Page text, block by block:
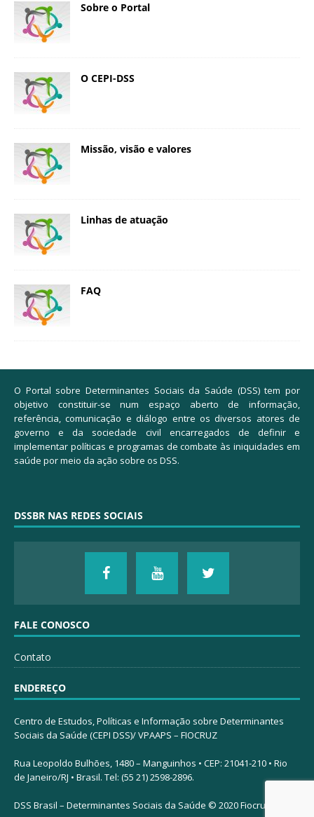
Sobre o Portal
O CEPI-DSS
Missão, visão e valores
Linhas de atuação
FAQ
O Portal sobre Determinantes Sociais da Saúde (DSS) tem por
objetivo constituir-se num espaço aberto de informação,
referência, comunicação e diálogo entre os diversos atores de
governo e da sociedade civil encarregados de definir e
implementar políticas e programas de combate às iniquidades em
saúde por meio da ação sobre os DSS.
DSSBR NAS REDES SOCIAIS
FALE CONOSCO
Contato
ENDEREÇO
Centro de Estudos, Políticas e Informação sobre Determinantes
Sociais da Saúde (CEPI DSS)/ VPAAPS – FIOCRUZ
Rua Leopoldo Bulhões, 1480 – Manguinhos • CEP: 21041-210 • Rio
de Janeiro/RJ • Brasil. Tel: (55 21) 2598-2896.
DSS Brasil – Determinantes Sociais da Saúde © 2020 Fiocruz